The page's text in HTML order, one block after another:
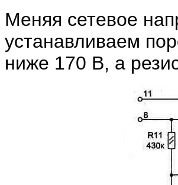
Меняя сетевое
устанавливаем
ниже 170 В, а